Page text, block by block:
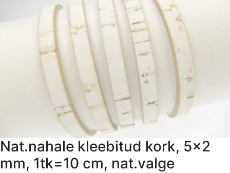
Nat.nahale kleebitud kork, 5×2
mm, 1tk=10 cm, nat.valge